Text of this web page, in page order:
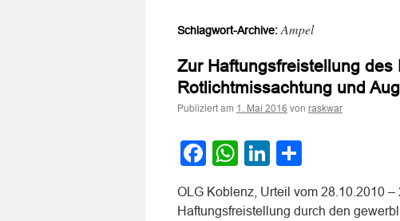
springen
Schlagwort-Archive: Ampel
Zur Haftungsfreistellung des
Rotlichtmissachtung und
Publiziert am 1. Mai 2016 von raskwar
Facebook
WhatsApp
LinkedIn
OLG Koblenz, Urteil vom 28.10.2010
Haftungsfreistellung durch den